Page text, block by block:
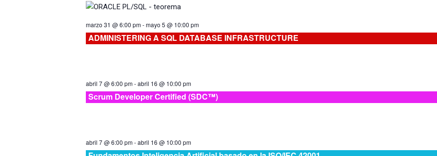
marzo 31 @ 6:00 pm-mayo 5 @ 10:00 pm
ADMINISTERING A SQL DATABASE INFRASTRUCTURE
abril 7 @ 6:00 pm-abril 16 @ 10:00 pm
Scrum Developer Certified (SDC™)
abril 7 @ 6:00 pm-abril 16 @ 10:00 pm